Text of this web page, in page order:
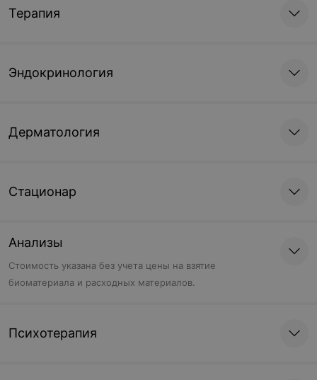
Терапия
Эндокринология
Дерматология
Стационар
Анализы
Cтоимость указана без учета цены на взятие
биоматериала и расходных материалов.
Психотерапия